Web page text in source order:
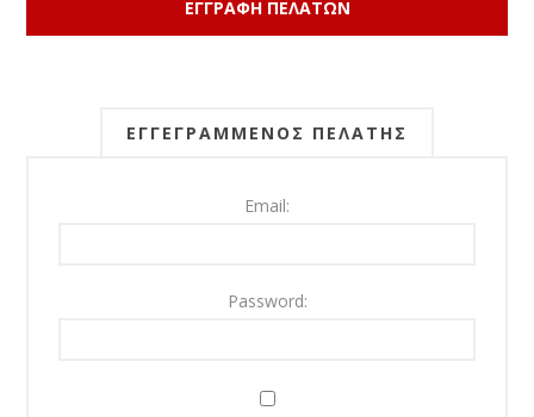
ΕΓΓΕΓΡΑΜΜΈΝΟΣ ΠΕΛΆΤΗΣ
Email:
Password: